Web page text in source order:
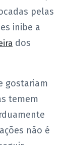
pelas
inibe a
dos
gostariam
temem
não é